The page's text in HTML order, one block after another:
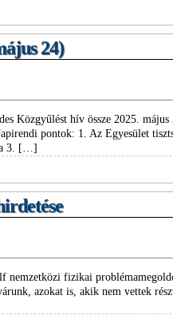
24)
Közgyűlést hív össze 2025.
pontok: 1. Az Egyesület
3. […]
fizikai
azokat is, akik nem vettek